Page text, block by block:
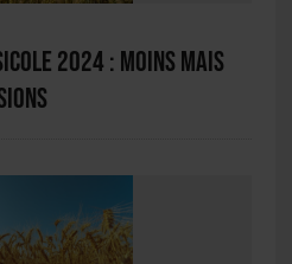
2024 : moins mais